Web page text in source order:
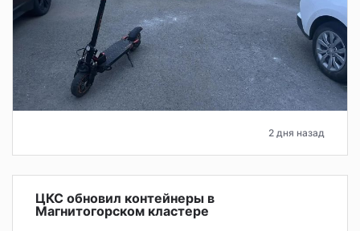
2 дня назад
ЦКС обновил контейнеры в
Магнитогорском кластере